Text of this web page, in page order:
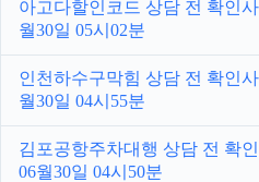
아고다할인코드 상담 전 확인
월30일 05시02분
인천하수구막힘 상담 전 확인
월30일 04시55분
김포공항주차대행 상담 전 확
06월30일 04시50분